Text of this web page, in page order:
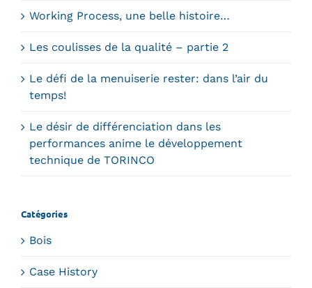
Working Process, une belle histoire…
Les coulisses de la qualité – partie 2
Le défi de la menuiserie rester: dans l’air du
temps!
Le désir de différenciation dans les
performances anime le développement
technique de TORINCO
Catégories
Bois
Case History